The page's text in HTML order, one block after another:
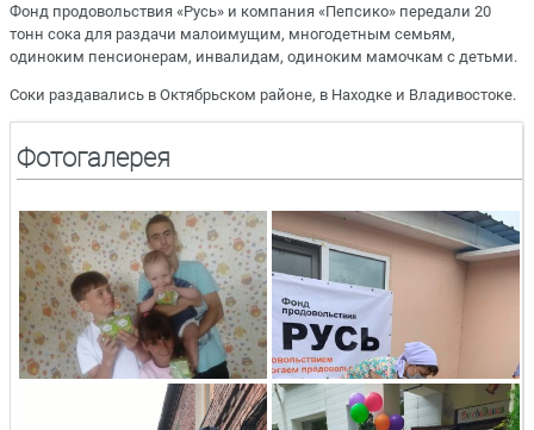
Фонд продовольствия «Русь» и компания «Пепсико» передали 20
тонн сока для раздачи малоимущим, многодетным семьям,
одиноким пенсионерам, инвалидам, одиноким мамочкам с детьми.
Соки раздавались в Октябрьском районе, в Находке и Владивостоке.
Фотогалерея